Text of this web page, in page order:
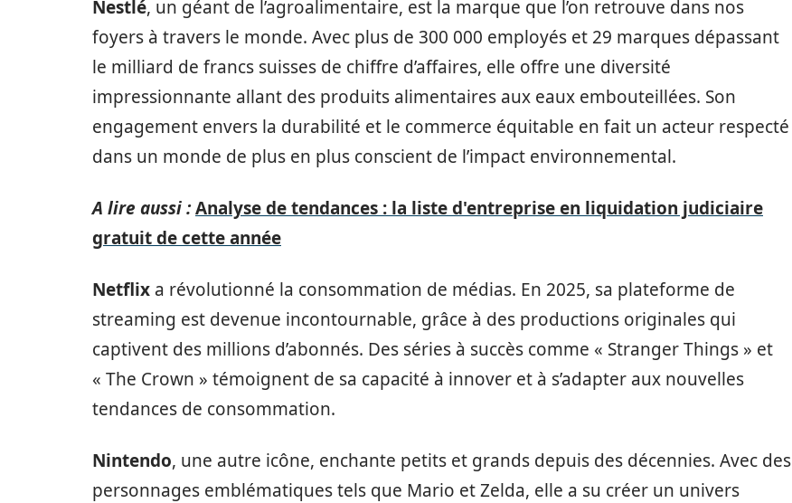
Nestlé, un géant de l’agroalimentaire, est la marque que l’on retrouve dans nos
foyers à travers le monde. Avec plus de 300 000 employés et 29 marques dépassant
le milliard de francs suisses de chiffre d’affaires, elle offre une diversité
impressionnante allant des produits alimentaires aux eaux embouteillées. Son
engagement envers la durabilité et le commerce équitable en fait un acteur respecté
dans un monde de plus en plus conscient de l’impact environnemental.
A lire aussi :Analyse de tendances : la liste d'entreprise en liquidation judiciaire
gratuit de cette année
Netflix a révolutionné la consommation de médias. En 2025, sa plateforme de
streaming est devenue incontournable, grâce à des productions originales qui
captivent des millions d’abonnés. Des séries à succès comme « Stranger Things » et
« The Crown » témoignent de sa capacité à innover et à s’adapter aux nouvelles
tendances de consommation.
Nintendo, une autre icône, enchante petits et grands depuis des décennies. Avec des
personnages emblématiques tels que Mario et Zelda, elle a su créer un univers